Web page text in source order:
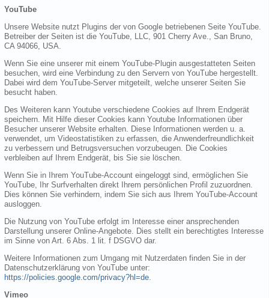
YouTube
Unsere Website nutzt Plugins der von Google betriebenen Seite YouTube.
Betreiber der Seiten ist die YouTube, LLC, 901 Cherry Ave., San Bruno,
CA 94066, USA.
Wenn Sie eine unserer mit einem YouTube-Plugin ausgestatteten Seiten
besuchen, wird eine Verbindung zu den Servern von YouTube hergestellt.
Dabei wird dem YouTube-Server mitgeteilt, welche unserer Seiten Sie
besucht haben.
Des Weiteren kann Youtube verschiedene Cookies auf Ihrem Endgerät
speichern. Mit Hilfe dieser Cookies kann Youtube Informationen über
Besucher unserer Website erhalten. Diese Informationen werden u. a.
verwendet, um Videostatistiken zu erfassen, die Anwenderfreundlichkeit
zu verbessern und Betrugsversuchen vorzubeugen. Die Cookies
verbleiben auf Ihrem Endgerät, bis Sie sie löschen.
Wenn Sie in Ihrem YouTube-Account eingeloggt sind, ermöglichen Sie
YouTube, Ihr Surfverhalten direkt Ihrem persönlichen Profil zuzuordnen.
Dies können Sie verhindern, indem Sie sich aus Ihrem YouTube-Account
ausloggen.
Die Nutzung von YouTube erfolgt im Interesse einer ansprechenden
Darstellung unserer Online-Angebote. Dies stellt ein berechtigtes Interesse
im Sinne von Art. 6 Abs. 1 lit. f DSGVO dar.
Weitere Informationen zum Umgang mit Nutzerdaten finden Sie in der
Datenschutzerklärung von YouTube unter:
https://policies.google.com/privacy?hl=de
Vimeo